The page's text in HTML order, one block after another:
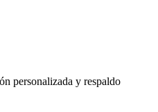
personalizada y respaldo